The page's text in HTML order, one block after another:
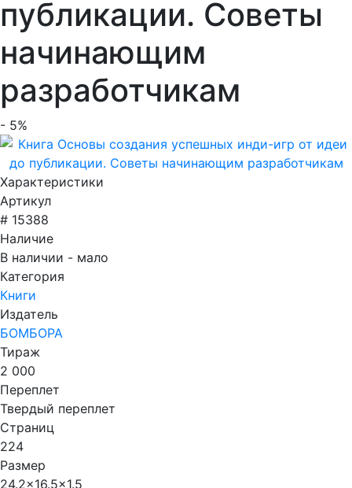
публикации. Советы
начинающим
разработчикам
- 5%
Характеристики
Артикул
# 15388
Наличие
В наличии - мало
Категория
Книги
Издатель
БОМБОРА
Тираж
2 000
Переплет
Твердый переплет
Страниц
224
Размер
24.2x16.5x1.5